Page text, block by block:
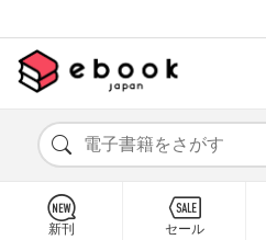
新刊 セール